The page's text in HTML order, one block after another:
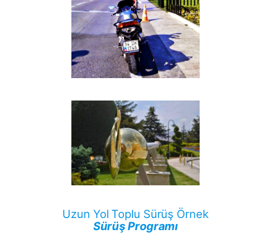
Uzun Yol Toplu Sürüş Örnek
Sürüş Programı